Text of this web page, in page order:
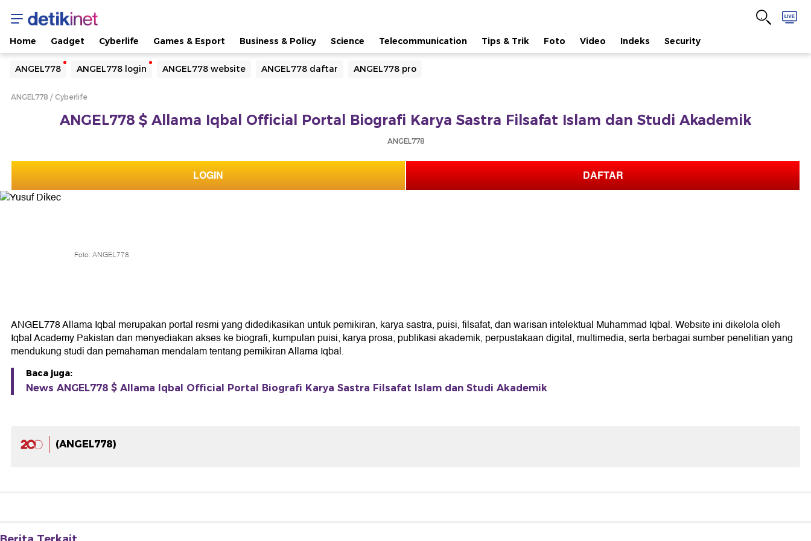
Home Gadget Cyberlife Games & Esport Business & Policy Science Telecommunication Tips & Trik Foto Video Indeks Security
ANGEL778 ANGEL778 login ANGEL778 website ANGEL778 daftar ANGEL778 pro
Yang sedang ramai dicari
Loading...
ANGEL778 Cyberlife
ANGEL778 $ Allama Iqbal Official Portal Biografi Karya Sastra Filsafat Islam dan Studi Akademik
ANGEL778
LOGIN DAFTAR
Foto: ANGEL778
ANGEL778 Allama Iqbal merupakan portal resmi yang didedikasikan untuk pemikiran, karya sastra, puisi, filsafat, dan warisan intelektual Muhammad Iqbal. Website ini dikelola oleh
Iqbal Academy Pakistan dan menyediakan akses ke biografi, kumpulan puisi, karya prosa, publikasi akademik, perpustakaan digital, multimedia, serta berbagai sumber penelitian yang
mendukung studi dan pemahaman mendalam tentang pemikiran Allama Iqbal.
Baca juga:
News ANGEL778 $ Allama Iqbal Official Portal Biografi Karya Sastra Filsafat Islam dan Studi Akademik
(ANGEL778)